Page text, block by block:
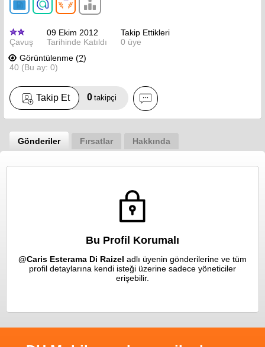
Çavuş
09 Ekim 2012
Tarihinde Katıldı
Takip Ettikleri
0 üye
Görüntülenme (?)
40 (Bu ay: 0)
Takip Et 0 takipçi
Gönderiler Fırsatlar Hakkında
Bu Profil Korumalı
@Caris Esterama Di Raizel adlı üyenin gönderilerine ve tüm
profil detaylarına kendi isteği üzerine sadece yöneticiler
erişebilir.